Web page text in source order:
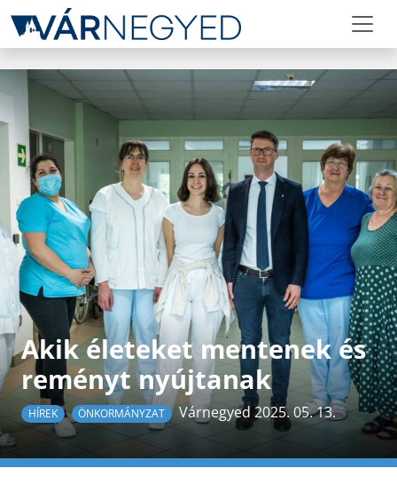
Akik életeket mentenek és
reményt nyújtanak
HÍREK ÖNKORMÁNYZAT Várnegyed 2025. 05. 13.